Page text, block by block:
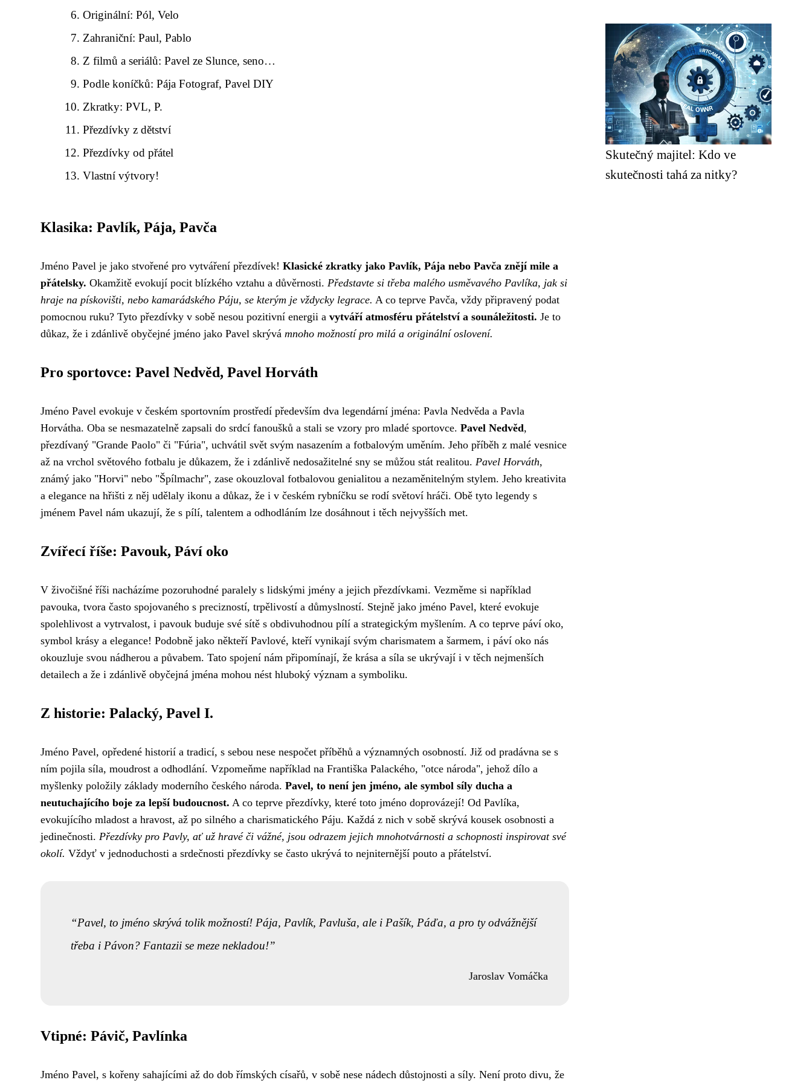
Originální: Pól, Velo
Zahraniční: Paul, Pablo
Z filmů a seriálů: Pavel ze Slunce, seno…
Podle koníčků: Pája Fotograf, Pavel DIY
Zkratky: PVL, P.
Přezdívky z dětství
Přezdívky od přátel
Vlastní výtvory!
Klasika: Pavlík, Pája, Pavča
Jméno Pavel je jako stvořené pro vytváření přezdívek! Klasické zkratky jako Pavlík, Pája nebo Pavča znějí mile a
přátelsky. Okamžitě evokují pocit blízkého vztahu a důvěrnosti. Představte si třeba malého usměvavého Pavlíka, jak si
hraje na pískovišti, nebo kamarádského Páju, se kterým je vždycky legrace. A co teprve Pavča, vždy připravený podat
pomocnou ruku? Tyto přezdívky v sobě nesou pozitivní energii a vytváří atmosféru přátelství a sounáležitosti. Je to
důkaz, že i zdánlivě obyčejné jméno jako Pavel skrývá mnoho možností pro milá a originální oslovení.
Pro sportovce: Pavel Nedvěd, Pavel Horváth
Jméno Pavel evokuje v českém sportovním prostředí především dva legendární jména: Pavla Nedvěda a Pavla
Horvátha. Oba se nesmazatelně zapsali do srdcí fanoušků a stali se vzory pro mladé sportovce. Pavel Nedvěd,
přezdívaný "Grande Paolo" či "Fúria", uchvátil svět svým nasazením a fotbalovým uměním. Jeho příběh z malé vesnice
až na vrchol světového fotbalu je důkazem, že i zdánlivě nedosažitelné sny se můžou stát realitou. Pavel Horváth,
známý jako "Horvi" nebo "Špílmachr", zase okouzloval fotbalovou genialitou a nezaměnitelným stylem. Jeho kreativita
a elegance na hřišti z něj udělaly ikonu a důkaz, že i v českém rybníčku se rodí světoví hráči. Obě tyto legendy s
jménem Pavel nám ukazují, že s pílí, talentem a odhodláním lze dosáhnout i těch nejvyšších met.
Zvířecí říše: Pavouk, Páví oko
V živočišné říši nacházíme pozoruhodné paralely s lidskými jmény a jejich přezdívkami. Vezměme si například
pavouka, tvora často spojovaného s precizností, trpělivostí a důmyslností. Stejně jako jméno Pavel, které evokuje
spolehlivost a vytrvalost, i pavouk buduje své sítě s obdivuhodnou pílí a strategickým myšlením. A co teprve páví oko,
symbol krásy a elegance! Podobně jako někteří Pavlové, kteří vynikají svým charismatem a šarmem, i páví oko nás
okouzluje svou nádherou a půvabem. Tato spojení nám připomínají, že krása a síla se ukrývají i v těch nejmenších
detailech a že i zdánlivě obyčejná jména mohou nést hluboký význam a symboliku.
Z historie: Palacký, Pavel I.
Jméno Pavel, opředené historií a tradicí, s sebou nese nespočet příběhů a významných osobností. Již od pradávna se s
ním pojila síla, moudrost a odhodlání. Vzpomeňme například na Františka Palackého, "otce národa", jehož dílo a
myšlenky položily základy moderního českého národa. Pavel, to není jen jméno, ale symbol síly ducha a
neutuchajícího boje za lepší budoucnost. A co teprve přezdívky, které toto jméno doprovázejí! Od Pavlíka,
evokujícího mladost a hravost, až po silného a charismatického Páju. Každá z nich v sobě skrývá kousek osobnosti a
jedinečnosti. Přezdívky pro Pavly, ať už hravé či vážné, jsou odrazem jejich mnohotvárnosti a schopnosti inspirovat své
okolí. Vždyť v jednoduchosti a srdečnosti přezdívky se často ukrývá to nejniternější pouto a přátelství.
Pavel, to jméno skrývá tolik možností! Pája, Pavlík, Pavluša, ale i Pašík, Páďa, a pro ty odvážnější
třeba i Pávon? Fantazii se meze nekladou!
Jaroslav Vomáčka
Vtipné: Pávič, Pavlínka
Jméno Pavel, s kořeny sahajícími až do dob římských císařů, v sobě nese nádech důstojnosti a síly. Není proto divu, že
Skutečný majitel: Kdo ve
skutečnosti tahá za nitky?